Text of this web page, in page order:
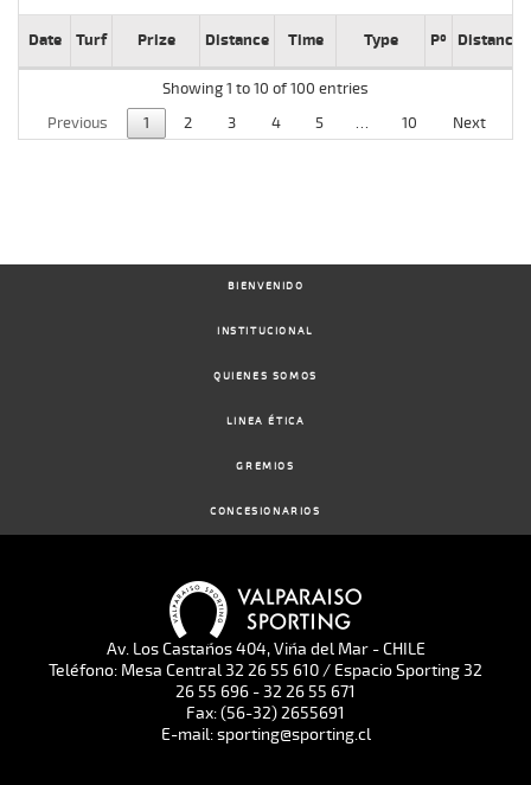
Date Turf Prize Distance Time Type Pº Distance
Showing 1 to 10 of 100 entries
Previous
1 2 3 4 5 … 10 Next
BIENVENIDO
INSTITUCIONAL
QUIENES SOMOS
LINEA ÉTICA
GREMIOS
CONCESIONARIOS
Av. Los Castaños 404, Viña del Mar - CHILE
Teléfono: Mesa Central 32 26 55 610 / Espacio Sporting 32
26 55 696 - 32 26 55 671
Fax: (56-32) 2655691
E-mail: sporting@sporting.cl